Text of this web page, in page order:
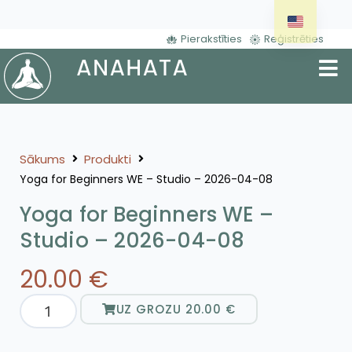
Pierakstīties Reģistrēties
Sākums Produkti
Yoga for Beginners WE – Studio – 2026-04-08
Yoga for Beginners WE –
Studio – 2026-04-08
20.00 €
UZ GROZU 20.00 €